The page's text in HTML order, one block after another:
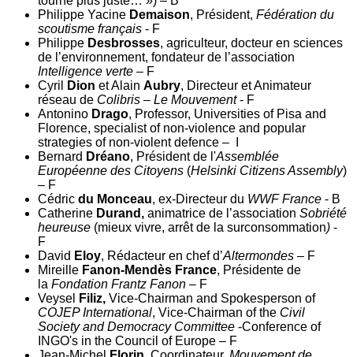
Philippe Yacine Demaison, Président, Fédération du
scoutisme français - F
Philippe Desbrosses, agriculteur, docteur en sciences
de l’environnement, fondateur de l’association
Intelligence verte – F
Cyril
Dion et Alain Aubry, Directeur et Animateur
réseau de Colibris – Le Mouvement- F
Antonino Drago, Professor, Universities of Pisa and
Florence, specialist of non-violence and popular
strategies of non-violent defence – I
Bernard Dréano, Président de l'Assemblée
Européenne des Citoyens (Helsinki Citizens Assembly)
– F
Cédric du Monceau, ex-Directeur du WWF France - B
Catherine Durand, animatrice de l’association Sobriété
heureuse (mieux vivre, arrêt de la surconsommation) -
F
David Eloy, Rédacteur en chef d’Altermondes – F
Mireille Fanon-Mendès France, Présidente de
la Fondation Frantz Fanon – F
Veysel
Filiz, Vice-Chairman and Spokesperson of
COJEP International, Vice-Chairman of the Civil
Societyand Democracy Committee -Conference of
INGO's in the Council of Europe – F